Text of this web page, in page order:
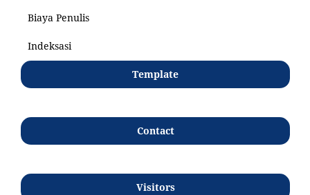
Biaya Penulis
Indeksasi
Template
Contact
Visitors